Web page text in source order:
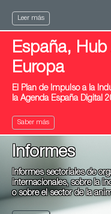
Leer más
España,
Europa
El Plan de Impulso a la
la Agenda España Digital
Saber más
Informes
Informes sectoriales de
internacionales, sobre la
o sobre el sector de la